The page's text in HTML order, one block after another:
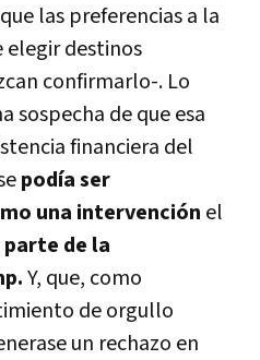
las preferencias a la
elegir destinos
confirmarlo-. Lo
sospecha de que esa
financiera del
podía ser
una intervención el
de la
Y, que, como
de orgullo
un rechazo en